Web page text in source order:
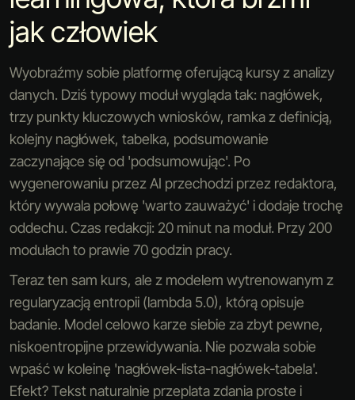
jak człowiek
Wyobraźmy sobie platformę oferującą kursy z analizy
danych. Dziś typowy moduł wygląda tak: nagłówek,
trzy punkty kluczowych wniosków, ramka z definicją,
kolejny nagłówek, tabelka, podsumowanie
zaczynające się od 'podsumowując'. Po
wygenerowaniu przez AI przechodzi przez redaktora,
który wywala połowę 'warto zauważyć' i dodaje trochę
oddechu. Czas redakcji: 20 minut na moduł. Przy 200
modułach to prawie 70 godzin pracy.
Teraz ten sam kurs, ale z modelem wytrenowanym z
regularyzacją entropii (lambda 5.0), którą opisuje
badanie. Model celowo karze siebie za zbyt pewne,
niskoentropijne przewidywania. Nie pozwala sobie
wpaść w koleinę 'nagłówek-lista-nagłówek-tabela'.
Efekt? Tekst naturalnie przeplata zdania proste i